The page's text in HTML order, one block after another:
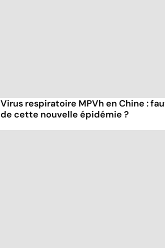
Virus respiratoire MPVh en Chine :
de cette nouvelle épidémie ?